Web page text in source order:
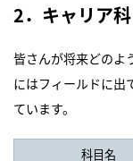
2．キャリア
皆さんが将来どのよ
にはフィールドに出
ています。
科目名